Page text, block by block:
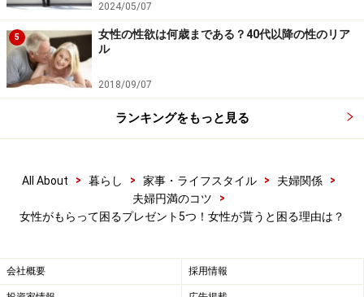
ことはまずありません。
それほど女性の服選びは複雑なのです。サイズはもちろ
ん、色、形、素材、機能性、デザインのテイスト、ブラ
ンド、価格、洗濯やお手入れ方法、手持ちの服や装飾品
とのコーディネイト、流行、着ていく場所とのマッチン
たとえ1000円のＴシャツ一枚だって慎重に吟味して買っ
うな服はもともと買いませんし、趣味の合わない服は良
くてパジャマ、悪くてたんすの肥やしにしかならないの
2024/05/07
5
女性の性欲は何歳まである？40代以降の性のリア
ル
2018/09/07
ランキングをもっと見る
All About > 暮らし > 家事・ライフスタイル > 夫婦関係
>
夫婦円満のコツ
>
女性がもらって困るプレゼント5つ！女性が貰うと困る理由は？
会社概要 採用情報